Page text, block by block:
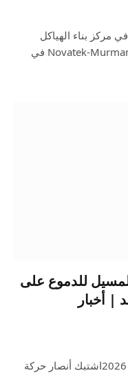
مركز بناء الهياكل
البحرية ذات الحمولة الكبيرة لشركة Novatek-Murmansk في
للدموع على
| أخبار
تم النشر بتاريخ 20 يوليو 202620 يوليو 2026اشتبك أنصار حركة